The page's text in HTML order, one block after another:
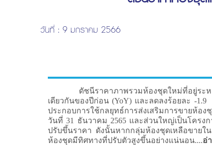
วันที่ : 9 มกราคม 2566
ดัชนีราคาภาพรวมห้องชุดใหม่ที่อยู่ระหว่างก
เดียวกันของปีก่อน (YoY) และลดลงร้อยละ -
ประกอบการใช้กลยุทธ์การส่งเสริมการขายห้อ
วันที่ 31 ธันวาคม 2565 และส่วนใหญ่เป็นโครง
ปรับขึ้นราคา ดังนั้นหากกลุ่มห้องชุดเหลือขายใ
ห้องชุดมีทิศทางที่ปรับตัวสูงขึ้นอย่างแน่นอน....อ่